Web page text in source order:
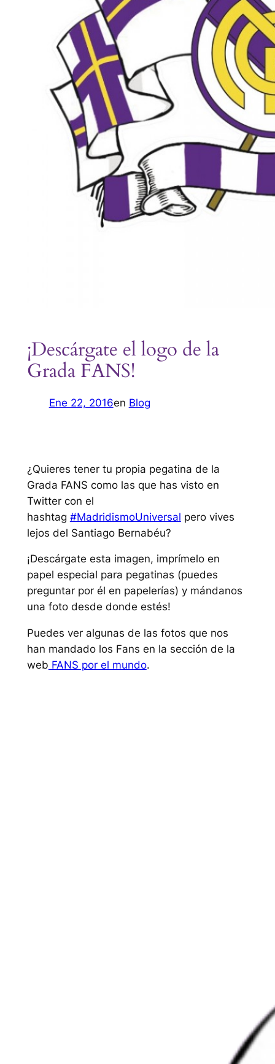
¡Descárgate el logo de la
Grada FANS!
Ene 22, 2016en Blog
¿Quieres tener tu propia pegatina de la
Grada FANS como las que has visto en
Twitter con el
hashtag #MadridismoUniversal pero vives
lejos del Santiago Bernabéu?
¡Descárgate esta imagen, imprímelo en
papel especial para pegatinas (puedes
preguntar por él en papelerías) y mándanos
una foto desde donde estés!
Puedes ver algunas de las fotos que nos
han mandado los Fans en la sección de la
web FANS por el mundo.